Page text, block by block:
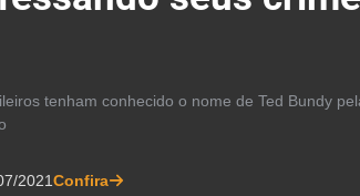
tenham conhecido o nome de Ted Bundy
2021Confira